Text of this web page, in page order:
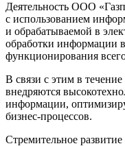
Деятельность ООО
с использованием
и обрабатываемой в
обработки информации
функционирования
В связи с этим в
внедряются
информации,
бизнес-процессов.
Стремительное